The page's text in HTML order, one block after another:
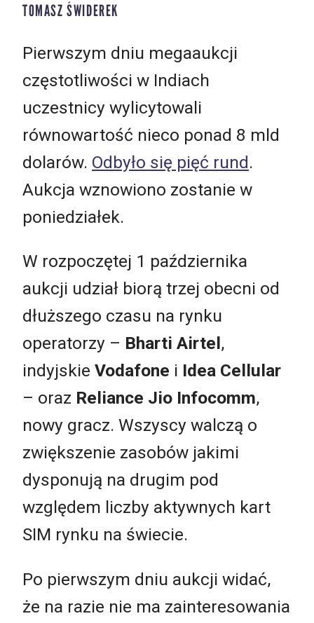
TOMASZ ŚWIDEREK
Pierwszym dniu megaaukcji
częstotliwości w Indiach
uczestnicy wylicytowali
równowartość nieco ponad 8 mld
dolarów. Odbyło się pięć rund.
Aukcja wznowiono zostanie w
poniedziałek.
W rozpoczętej 1 października
aukcji udział biorą trzej obecni od
dłuższego czasu na rynku
operatorzy – Bharti Airtel,
indyjskie Vodafone i Idea Cellular
– oraz Reliance Jio Infocomm,
nowy gracz. Wszyscy walczą o
zwiększenie zasobów jakimi
dysponują na drugim pod
względem liczby aktywnych kart
SIM rynku na świecie.
Po pierwszym dniu aukcji widać,
że na razie nie ma zainteresowania